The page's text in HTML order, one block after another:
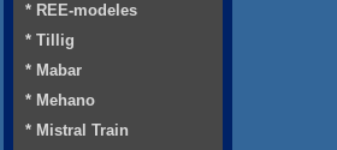
* REE-modeles
* Tillig
* Mabar
* Mehano
* Mistral Train